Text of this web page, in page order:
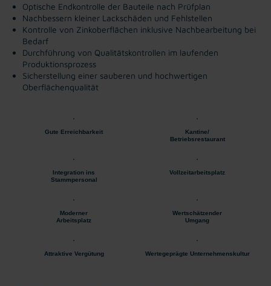
Optische Endkontrolle der Bauteile nach Prüfplan
Nachbessern kleiner Lackschäden und Fehlstellen
Kontrolle von Zinkoberflächen inklusive Nachbearbeitung bei
Bedarf
Durchführung von Qualitätskontrollen im laufenden
Produktionsprozess
Sicherstellung einer sauberen und hochwertigen
Oberflächenqualität
Gute Erreichbarkeit
Kantine/
Betriebsrestaurant
Integration ins
Stammpersonal
Vollzeitarbeitsplatz
Moderner
Arbeitsplatz
Wertschätzender
Umgang
Attraktive Vergütung Wertegeprägte Unternehmenskultur